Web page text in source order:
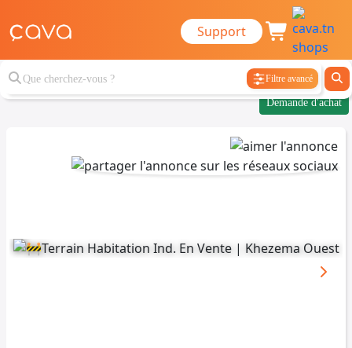
Support
Filtre avancé
Demande d'achat